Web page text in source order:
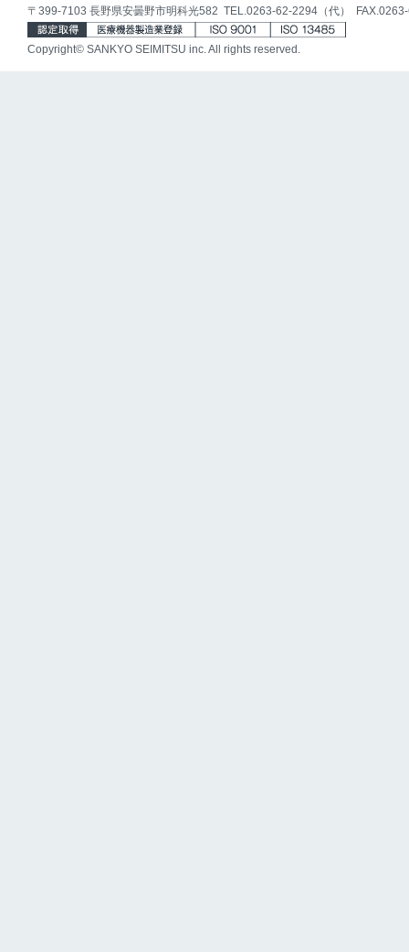
〒399-7103 長野県安曇野市明科光582 TEL.0263-62-2294（代）
Copyright© SANKYO SEIMITSU inc. All rights reserved.